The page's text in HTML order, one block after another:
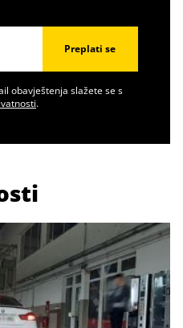
Preplati se
obavještenja slažete se s
.